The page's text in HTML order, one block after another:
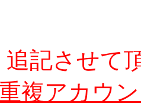
追記させて
複アカウ